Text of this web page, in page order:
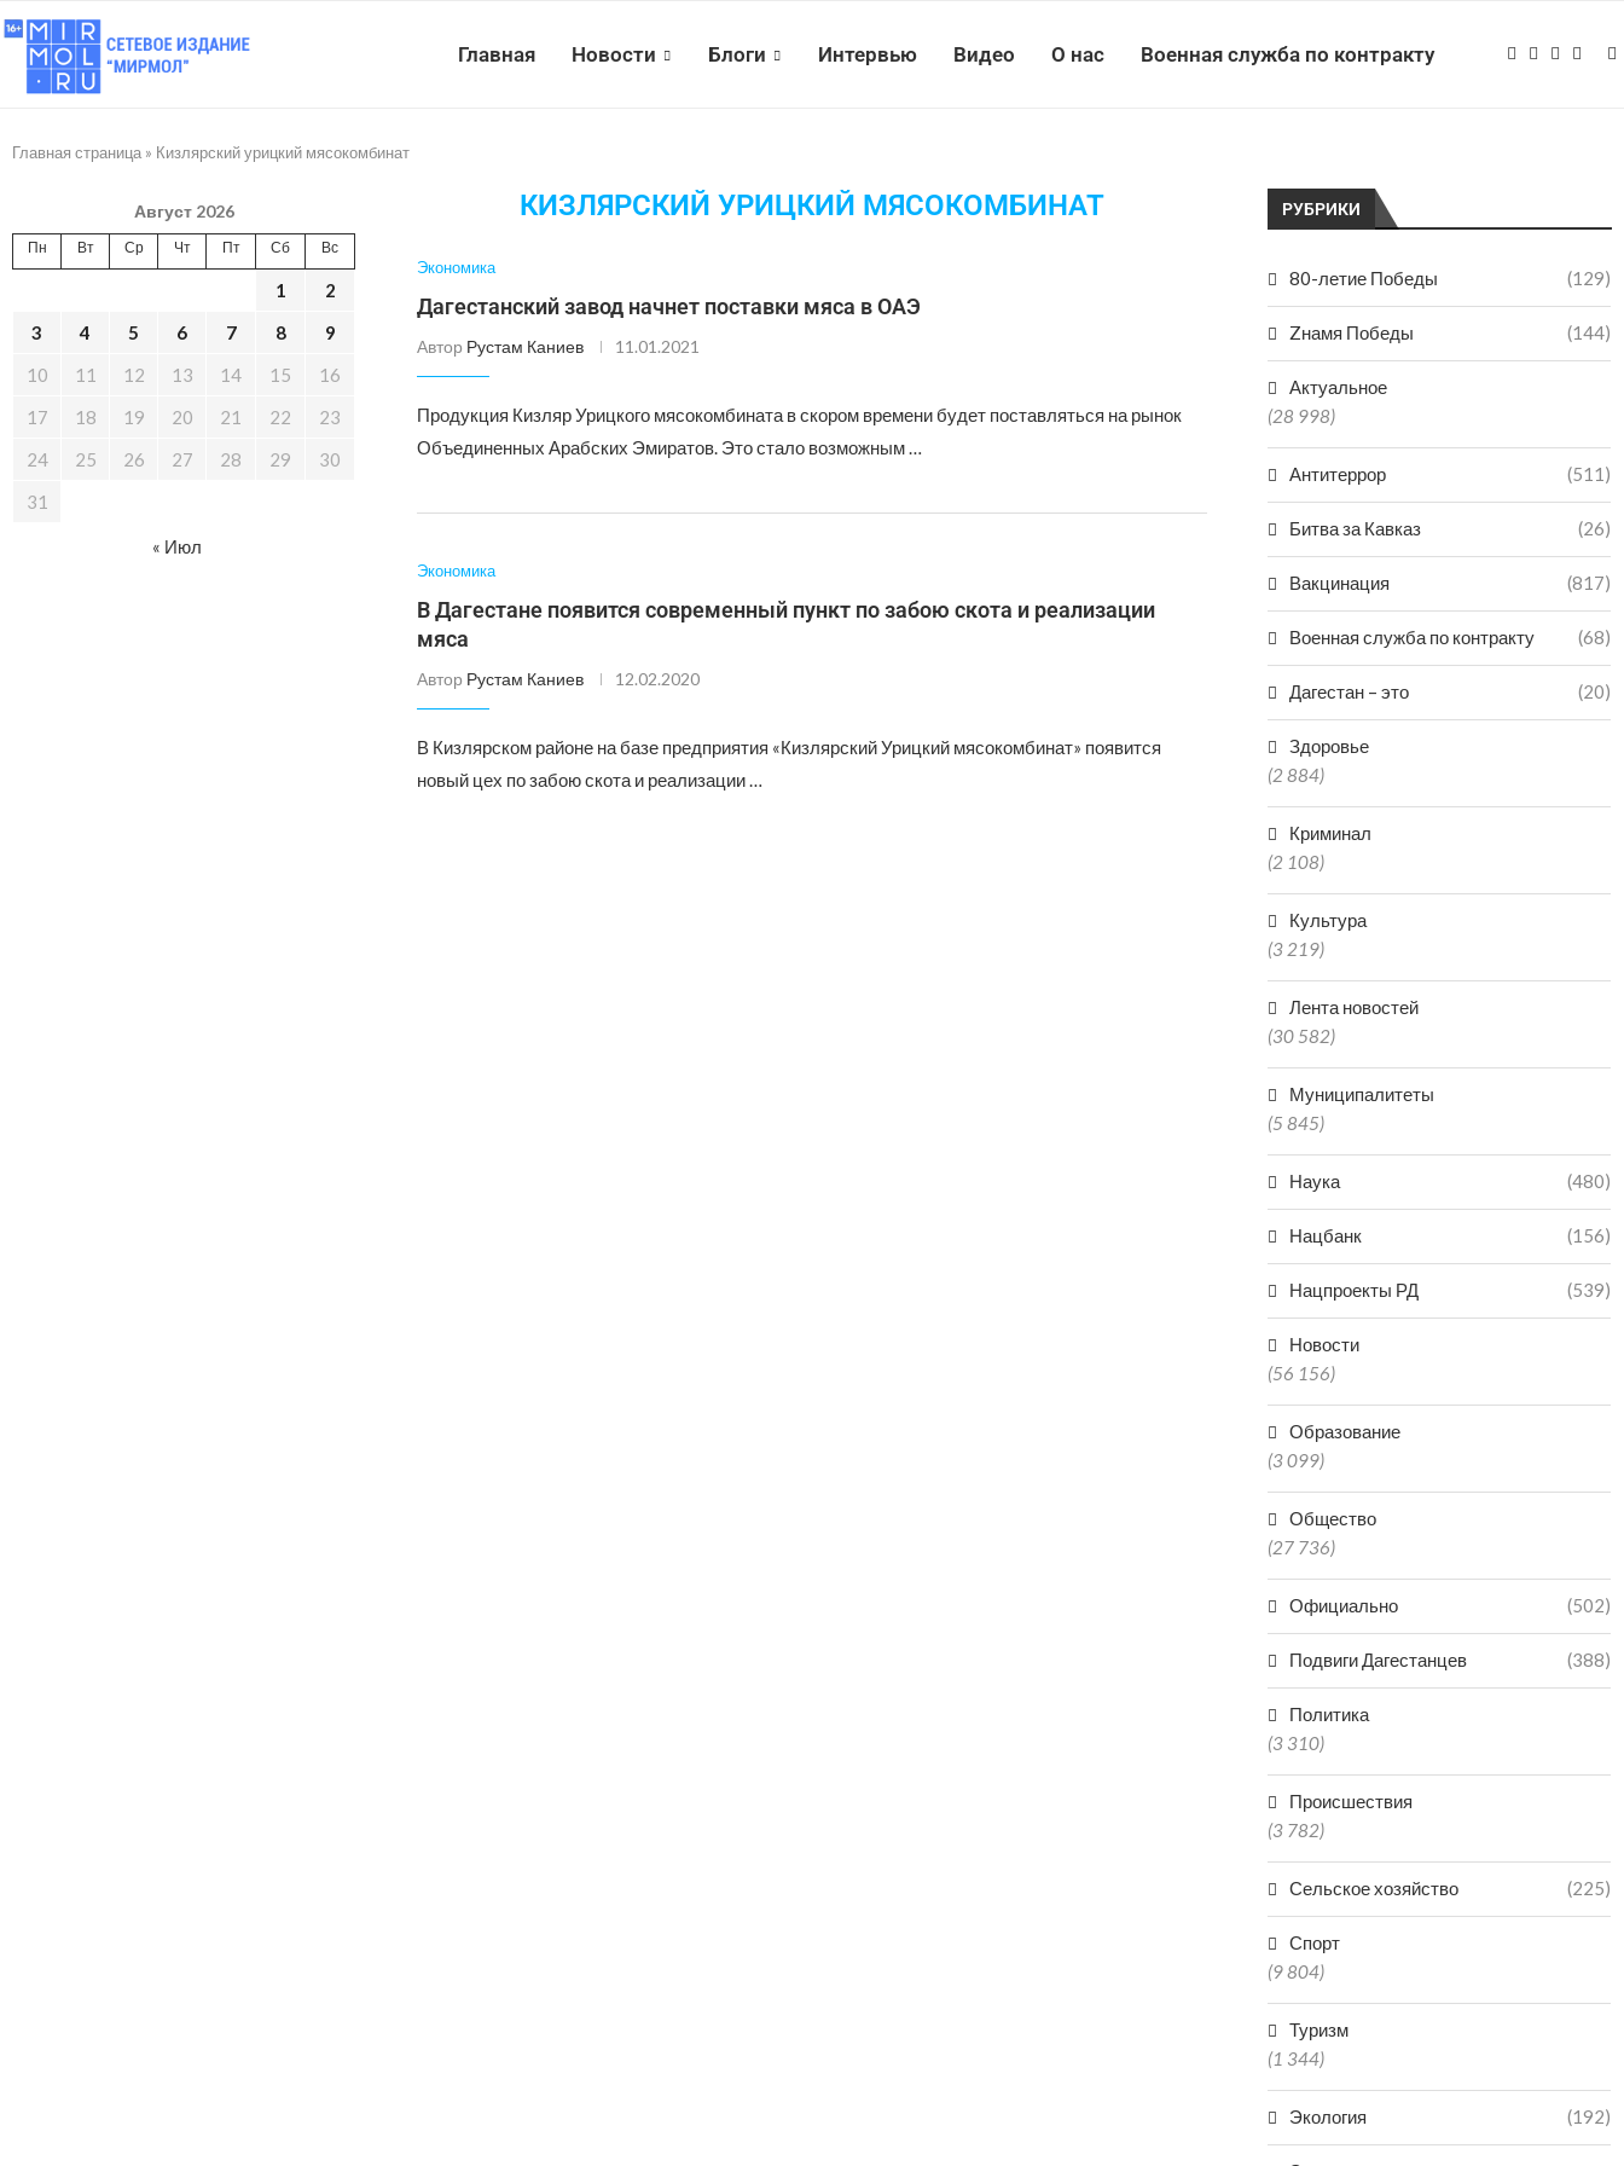
Главная Новости Блоги Интервью Видео О нас Военная служба по контракту
Главная страница » Кизлярский урицкий мясокомбинат
КИЗЛЯРСКИЙ УРИЦКИЙ МЯСОКОМБИНАТ
Экономика
Дагестанский завод начнет поставки мяса в ОАЭ
Автор Рустам Каниев 11.01.2021
Продукция Кизляр Урицкого мясокомбината в скором времени будет поставляться на рынок
Объединенных Арабских Эмиратов. Это стало возможным …
Экономика
В Дагестане появится современный пункт по забою скота и реализации
мяса
Автор Рустам Каниев 12.02.2020
В Кизлярском районе на базе предприятия «Кизлярский Урицкий мясокомбинат» появится
новый цех по забою скота и реализации …
РУБРИКИ
80-летие Победы (129)
Zнамя Победы (144)
Актуальное
(28 998)
Антитеррор (511)
Битва за Кавказ (26)
Вакцинация (817)
Военная служба по контракту (68)
Дагестан – это (20)
Здоровье
(2 884)
Криминал
(2 108)
Культура
(3 219)
Лента новостей
(30 582)
Муниципалитеты
(5 845)
Наука (480)
Нацбанк (156)
Нацпроекты РД (539)
Новости
(56 156)
Образование
(3 099)
Общество
(27 736)
Официально (502)
Подвиги Дагестанцев (388)
Политика
(3 310)
Происшествия
(3 782)
Сельское хозяйство (225)
Спорт
(9 804)
Туризм
(1 344)
Экология (192)
Август 2026
Пн Вт Ср Чт Пт Сб Вс
1
2
3
4 5 6 7 8
9
10
11 12 13 14 15
16
17
18 19 20 21 22
23
24
25 26 27 28 29
30
31
« Июл